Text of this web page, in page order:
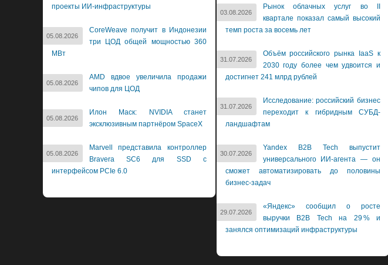
проекты ИИ-инфраструктуры
05.08.2026
CoreWeave получит в Индонезии
три ЦОД общей мощностью 360
МВт
05.08.2026
AMD вдвое увеличила продажи
чипов для ЦОД
05.08.2026
Илон Маск: NVIDIA станет
эксклюзивным партнёром SpaceX
05.08.2026
Marvell представила контроллер
Bravera SC6 для SSD с
интерфейсом PCIe 6.0
03.08.2026
Рынок облачных услуг во II
квартале показал самый высокий
темп роста за восемь лет
31.07.2026
Объём российского рынка IaaS к
2030 году более чем удвоится и
достигнет 241 млрд рублей
31.07.2026
Исследование: российский бизнес
переходит к гибридным СУБД-
ландшафтам
30.07.2026
Yandex B2B Tech выпустит
универсального ИИ-агента — он
сможет автоматизировать до половины
бизнес-задач
29.07.2026
«Яндекс» сообщил о росте
выручки B2B Tech на 29 % и
занялся оптимизаций инфраструктуры